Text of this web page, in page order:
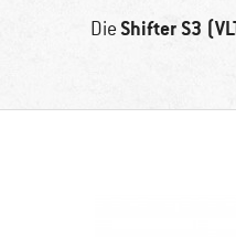
DieShifter S3